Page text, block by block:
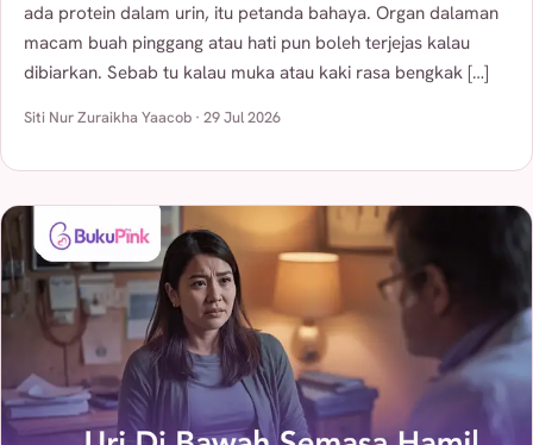
ada protein dalam urin, itu petanda bahaya. Organ dalaman
macam buah pinggang atau hati pun boleh terjejas kalau
dibiarkan. Sebab tu kalau muka atau kaki rasa bengkak […]
Siti Nur Zuraikha Yaacob · 29 Jul 2026